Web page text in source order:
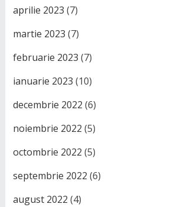
aprilie 2023 (7)
martie 2023 (7)
februarie 2023 (7)
ianuarie 2023 (10)
decembrie 2022 (6)
noiembrie 2022 (5)
octombrie 2022 (5)
septembrie 2022 (6)
august 2022 (4)